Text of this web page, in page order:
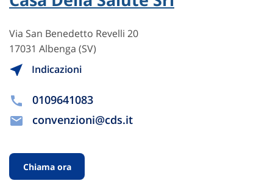
Via San Benedetto Revelli 20
17031 Albenga (SV)
Indicazioni
0109641083
convenzioni@cds.it
Chiama ora